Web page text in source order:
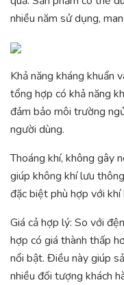
nhiều năm sử dụng,
Khả năng kháng khuẩn
tổng hợp có khả năng
đảm bảo môi trường
người dùng.
Thoáng khí, không gây
giúp không khí lưu
đặc biệt phù hợp với
Giá cả hợp lý: So với
hợp có giá thành thấp
nổi bật. Điều này giúp
nhiều đối tượng khách